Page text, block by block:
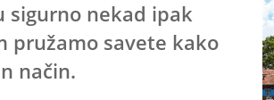
sigurno nekad ipak
pružamo savete kako
način.